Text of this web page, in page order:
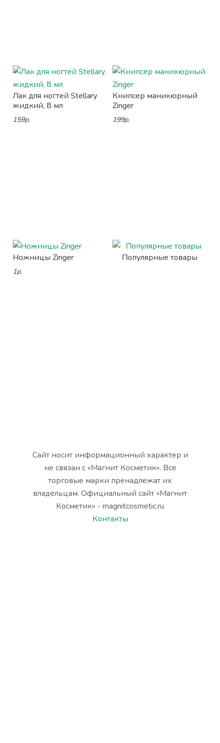
Лак для ногтей Stellary
жидкий, 8 мл
159р.
Книпсер маникюрный
Zinger
199р.
Ножницы Zinger
1р.
Популярные товары
Сайт носит информационный характер и
не связан с «Магнит Косметик». Все
торговые марки пренадлежат их
владельцам. Официальный сайт «Магнит
Косметик» - magnitcosmetic.ru
Контакты